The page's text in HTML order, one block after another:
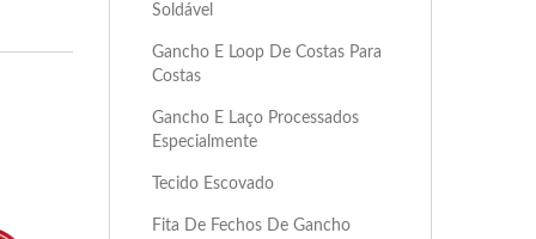
Soldável
Gancho E Loop De Costas Para
Costas
Gancho E Laço Processados
Especialmente
Tecido Escovado
Fita De Fechos De Gancho